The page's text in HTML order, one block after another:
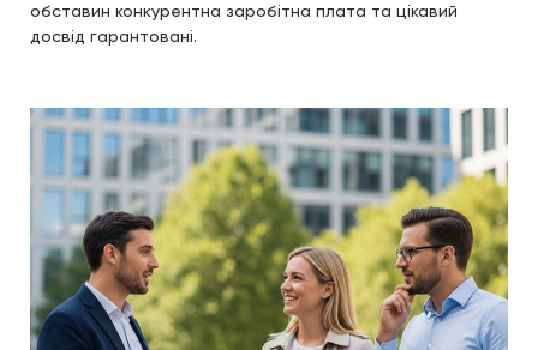
обставин конкурентна заробітна плата та цікавий
досвід гарантовані.